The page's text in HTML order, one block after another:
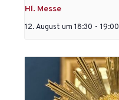
Hl. Messe
12. August um 18:30 - 19:00